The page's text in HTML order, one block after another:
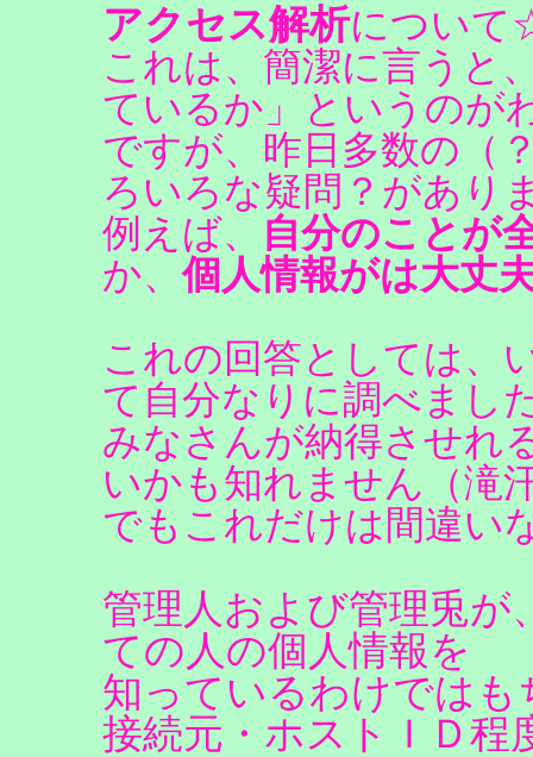
アクセス解析につい
これは、簡潔に言うと
ているか」というのが
ですが、昨日多数の（
ろいろな疑問？があり
例えば、
自分のことが
か、個人情報がは大丈
これの回答としては、
て自分なりに調べまし
みなさんが納得させれ
いかも知れません（滝
でもこれだけは間違い
管理人および管理兎が
ての人の個人情報を
知っているわけでは
接続元・ホストＩＤ程